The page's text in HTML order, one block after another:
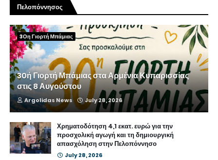
Πελοπόννησος
3Οη Γιορτή Μπάμιας
30ή Γιορτή Μπάμιας στα Αρμένια Κυπαρισσίας
στις 8 Αυγούστου
Argolidas News July 28, 2026
Χρηματοδότηση 4,1 εκατ. ευρώ για την
προσχολική αγωγή και τη δημιουργική
απασχόληση στην Πελοπόννησο
July 28, 2026